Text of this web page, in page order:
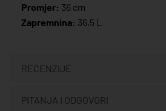
Promjer: 36 cm
Zapremnina: 36,5 L
RECENZIJE
PITANJA I ODGOVORI